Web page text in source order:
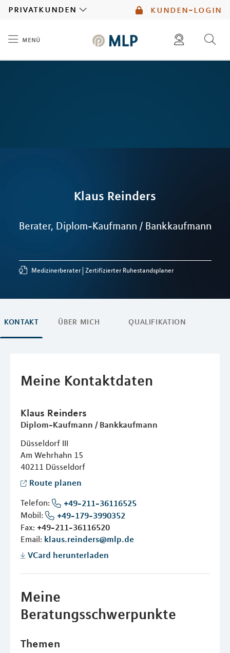
kunden-login
privatkunden
menü
Klaus Reinders
Berater, Diplom-Kaufmann / Bankkaufmann
Medizinerberater Zertifizierter Ruhestandsplaner
KONTAKT ÜBER MICH QUALIFIKATION
Meine Kontaktdaten
Klaus Reinders
Diplom-Kaufmann / Bankkaufmann
Düsseldorf III
Am Wehrhahn 15
40211 Düsseldorf
Route planen
Telefon:
+49-211-36116525
Mobil:
+49-179-3990352
Fax: +49-211-36116520
Email: klaus.reinders@mlp.de
VCard herunterladen
Meine
Beratungsschwerpunkte
Themen